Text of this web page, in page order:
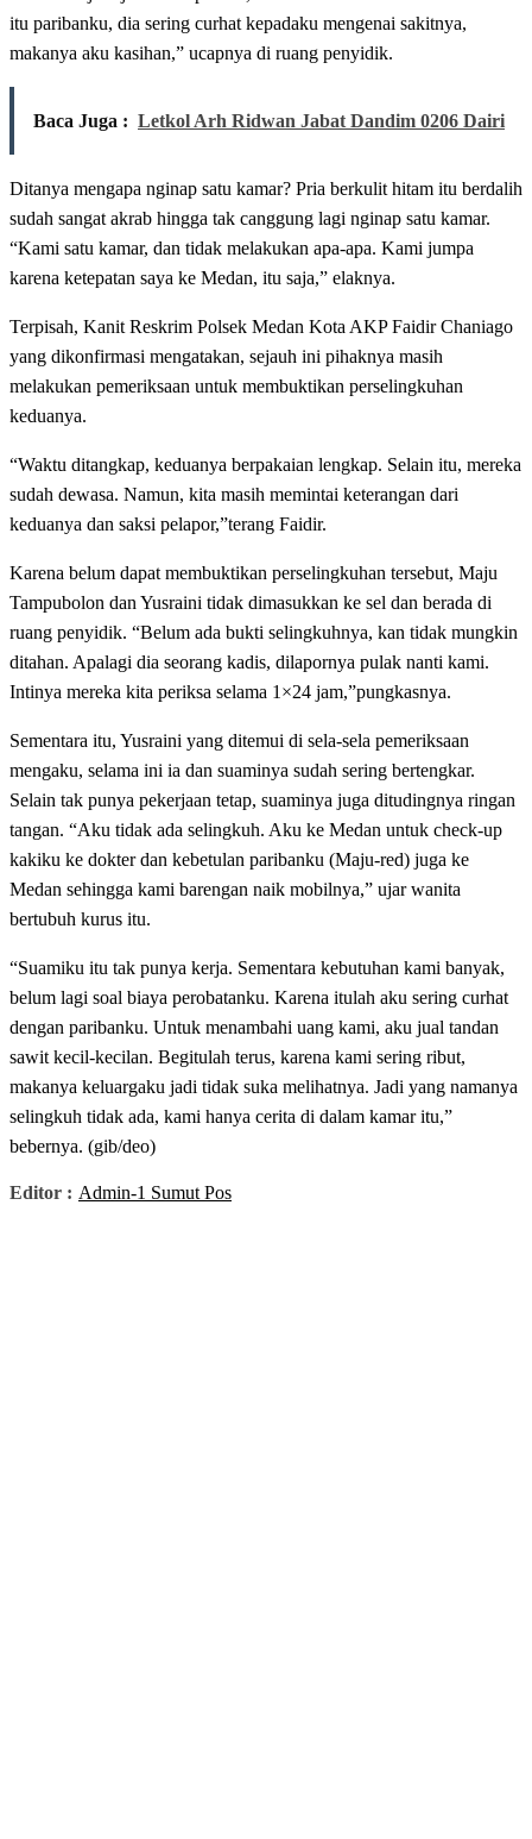
itu paribanku, dia sering curhat kepadaku mengenai sakitnya,
makanya aku kasihan,” ucapnya di ruang penyidik.
Baca Juga : Letkol Arh Ridwan Jabat Dandim 0206 Dairi
Ditanya mengapa nginap satu kamar? Pria berkulit hitam itu berdalih
sudah sangat akrab hingga tak canggung lagi nginap satu kamar.
“Kami satu kamar, dan tidak melakukan apa-apa. Kami jumpa
karena ketepatan saya ke Medan, itu saja,” elaknya.
Terpisah, Kanit Reskrim Polsek Medan Kota AKP Faidir Chaniago
yang dikonfirmasi mengatakan, sejauh ini pihaknya masih
melakukan pemeriksaan untuk membuktikan perselingkuhan
keduanya.
“Waktu ditangkap, keduanya berpakaian lengkap. Selain itu, mereka
sudah dewasa. Namun, kita masih memintai keterangan dari
keduanya dan saksi pelapor,”terang Faidir.
Karena belum dapat membuktikan perselingkuhan tersebut, Maju
Tampubolon dan Yusraini tidak dimasukkan ke sel dan berada di
ruang penyidik. “Belum ada bukti selingkuhnya, kan tidak mungkin
ditahan. Apalagi dia seorang kadis, dilapornya pulak nanti kami.
Intinya mereka kita periksa selama 1×24 jam,”pungkasnya.
Sementara itu, Yusraini yang ditemui di sela-sela pemeriksaan
mengaku, selama ini ia dan suaminya sudah sering bertengkar.
Selain tak punya pekerjaan tetap, suaminya juga ditudingnya ringan
tangan. “Aku tidak ada selingkuh. Aku ke Medan untuk check-up
kakiku ke dokter dan kebetulan paribanku (Maju-red) juga ke
Medan sehingga kami barengan naik mobilnya,” ujar wanita
bertubuh kurus itu.
“Suamiku itu tak punya kerja. Sementara kebutuhan kami banyak,
belum lagi soal biaya perobatanku. Karena itulah aku sering curhat
dengan paribanku. Untuk menambahi uang kami, aku jual tandan
sawit kecil-kecilan. Begitulah terus, karena kami sering ribut,
makanya keluargaku jadi tidak suka melihatnya. Jadi yang namanya
selingkuh tidak ada, kami hanya cerita di dalam kamar itu,”
bebernya. (gib/deo)
Editor : Admin-1 Sumut Pos